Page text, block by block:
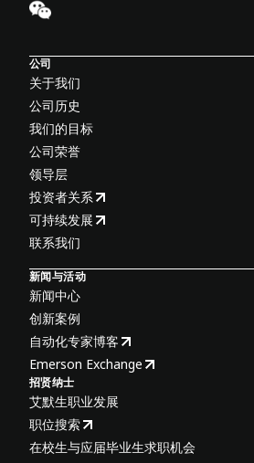
公司
关于我们
公司历史
我们的目标
公司荣誉
领导层
投资者关系
可持续发展
联系我们
新闻与活动
新闻中心
创新案例
自动化专家博客
Emerson Exchange
招贤纳士
艾默生职业发展
职位搜索
在校生与应届毕业生求职机会